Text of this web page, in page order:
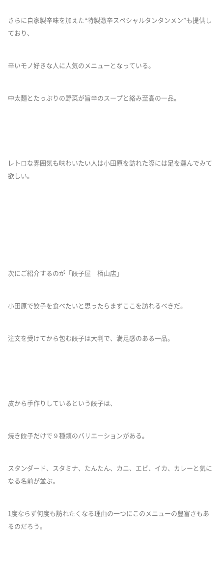
さらに自家製辛味を加えた“特製激辛スペシャルタンタンメン”も提供し
ており、
辛いモノ好きな人に人気のメニューとなっている。
中太麺とたっぷりの野菜が旨辛のスープと絡み至高の一品。
レトロな雰囲気も味わいたい人は小田原を訪れた際には足を運んでみて
欲しい。
次にご紹介するのが「餃子屋 栢山店」
小田原で餃子を食べたいと思ったらまずここを訪れるべきだ。
注文を受けてから包む餃子は大判で、満足感のある一品。
皮から手作りしているという餃子は、
焼き餃子だけで９種類のバリエーションがある。
スタンダード、スタミナ、たんたん、カニ、エビ、イカ、カレーと気に
なる名前が並ぶ。
1度ならず何度も訪れたくなる理由の一つにこのメニューの豊富さもあ
るのだろう。